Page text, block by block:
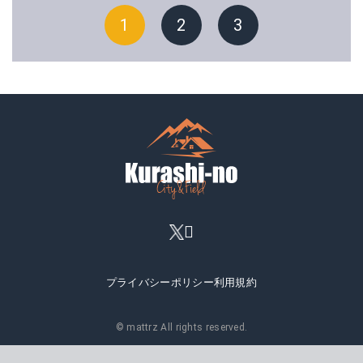
1 2 3
プライバシーポリシー利用規約
© mattrz All rights reserved.